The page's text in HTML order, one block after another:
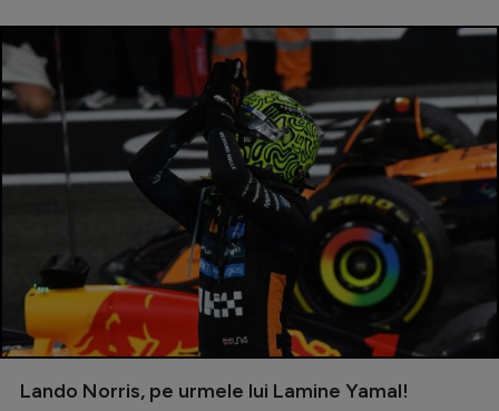
Lando Norris, pe urmele lui Lamine Yamal!